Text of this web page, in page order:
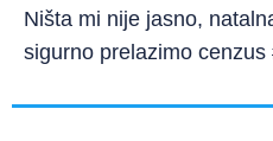
Ništa mi nije jasno,
sigurno prelazimo cenzus